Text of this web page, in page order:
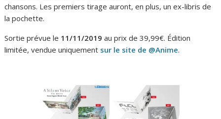
chansons. Les premiers tirage auront, en plus, un ex-libris de
la pochette.
Sortie prévue le 11/11/2019 au prix de 39,99€. Édition
limitée, vendue uniquement sur le site de @Anime.